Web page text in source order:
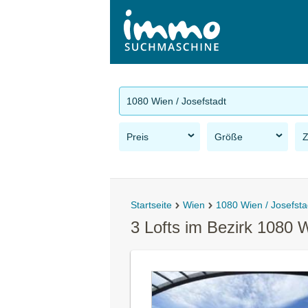
1080 Wien / Josefstadt
Preis Größe
Startseite Wien 1080 Wien /
3 Lofts im Bezirk 1080